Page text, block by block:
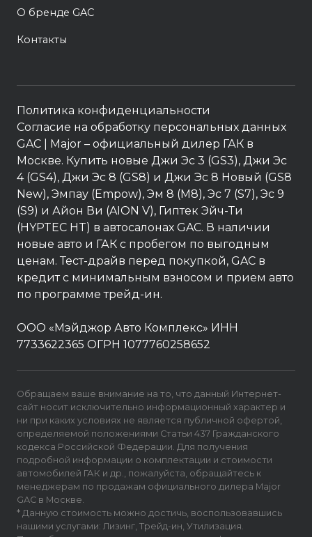
О бренде GAC
Контакты
Политика конфиденциальности
Согласие на обработку персональных данных
GAC | Major – официальный дилер ГАК в
Москве. Купить новые Джи Эс 3 (GS3), Джи Эс
4 (GS4), Джи Эс 8 (GS8) и Джи Эс 8 Новый (GS8
New), Эмпау (Empow), Эм 8 (M8), Эс 7 (S7), Эс 9
(S9) и Айон Ви (AION V), Гиптек Эйч-Ти
(HYPTEC HT) в автосалонах GAC. В наличии
новые авто и ГАК с пробегом по выгодным
ценам. Тест-драйв перед покупкой, GAC в
кредит с минимальным взносом и прием авто
по программе трейд-ин.
ООО «Мэйджор Авто Комплекс» ИНН
7733622365 ОГРН 1077760258652
Обращаем ваше внимание на то, что данный Интернет-
сайт носит исключительно информационный характер и
ни при каких условиях не является публичной офертой,
определяемой положениями Статьи 437 Гражданского
кодекса Российской Федерации. Для получения
подробной информации о комплектации и стоимости
автомобилей ГАК и др., пожалуйста, обращайтесь к
менеджерам по продажам официального дилера Major
GAC в Москве.
* Данную стоимость можно достичь, воспользовавшись
нашими услугами: Лизинг, Трейд-ин, Утилизация.